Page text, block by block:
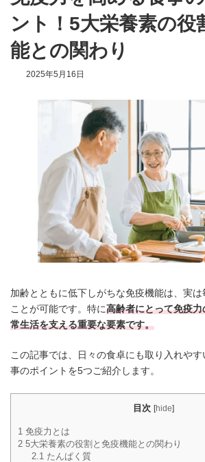
ント！5大栄養素の役
能との関わり
2025年5月16日
加齢とともに低下しがちな免疫機能は、実
ことが可能です。特に高齢者にとって免疫
常生活を支える重要な要素です。
この記事では、日々の食卓にも取り入れや
事のポイントを5つご紹介します。
目次 [hide]
1 免疫力とは
2 5大栄養素の役割と免疫機能との関わり
2.1 たんぱく質